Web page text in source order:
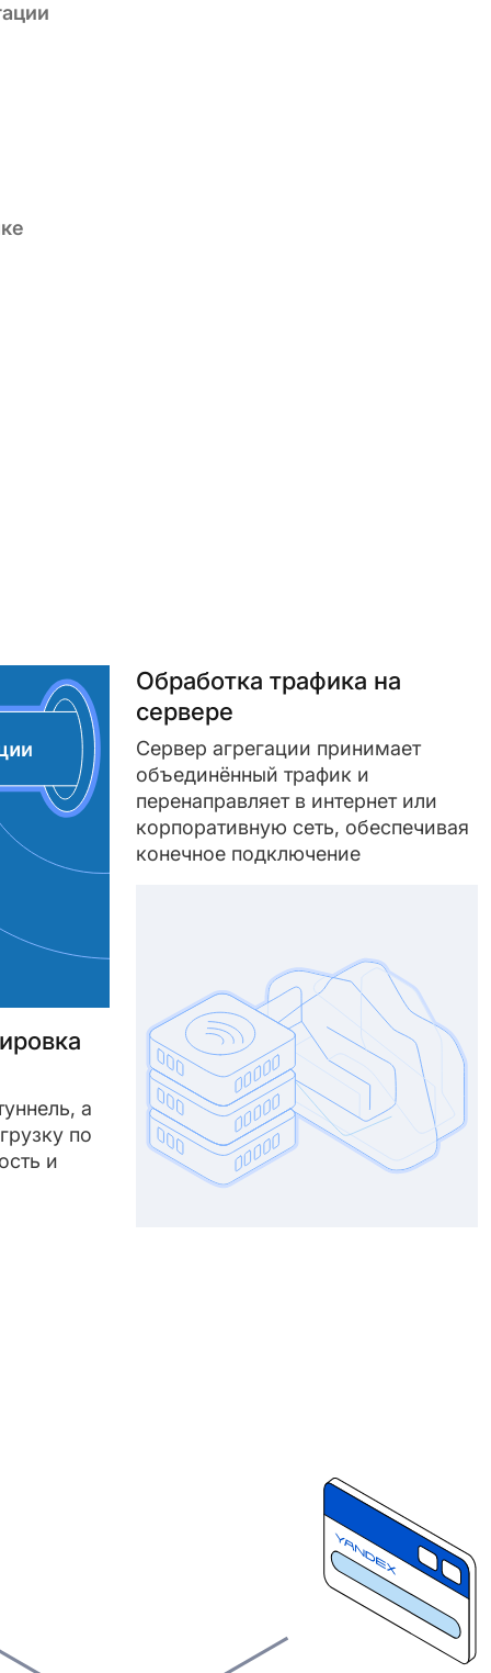
а
по
и
Обработка трафика на
сервере
Сервер агрегации принимает
объединённый трафик и
перенаправляет в интернет или
корпоративную сеть, обеспечивая
конечное подключение